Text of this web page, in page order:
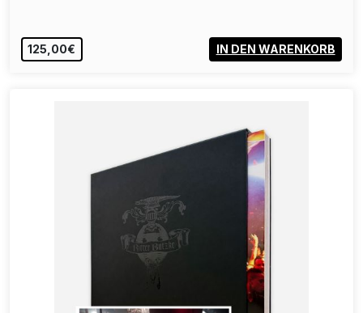
125,00€ IN DEN WARENKORB